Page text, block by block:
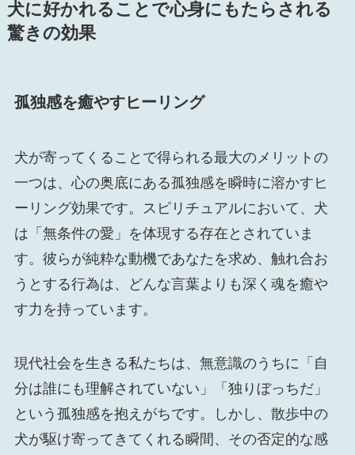
犬に好かれることで心身にもたらされる
驚きの効果
孤独感を癒やすヒーリング
犬が寄ってくることで得られる最大のメリットの
一つは、心の奥底にある孤独感を瞬時に溶かすヒ
ーリング効果です。スピリチュアルにおいて、犬
は「無条件の愛」を体現する存在とされていま
す。彼らが純粋な動機であなたを求め、触れ合お
うとする行為は、どんな言葉よりも深く魂を癒や
す力を持っています。
現代社会を生きる私たちは、無意識のうちに「自
分は誰にも理解されていない」「独りぼっちだ」
という孤独感を抱えがちです。しかし、散歩中の
犬が駆け寄ってきてくれる瞬間、その否定的な感